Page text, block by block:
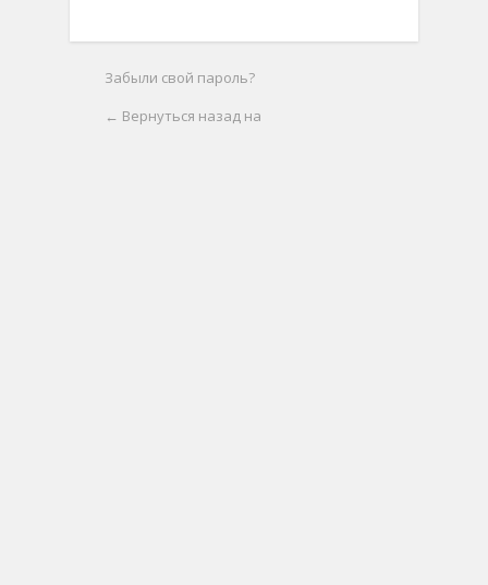
Забыли свой пароль?
← Вернуться назад на